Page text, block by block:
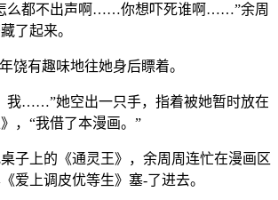
么都不出声啊……你想吓死谁啊……”余周
了起来。
饶有趣味地往她身后瞟着。
我……”她空出一只手，指着被她暂时放在
，“我借了本漫画。”
子上的《通灵王》，余周周连忙在漫画区
爱上调皮优等生》塞-了进去。